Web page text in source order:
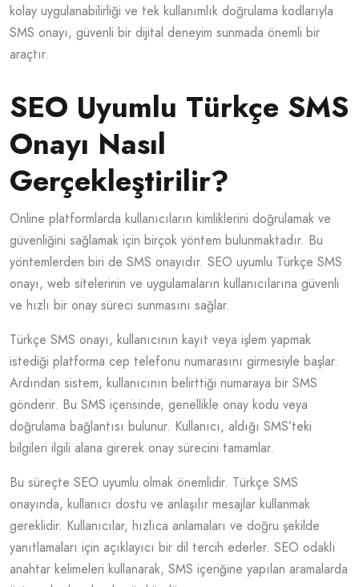
kolay uygulanabilirliği ve tek kullanımlık doğrulama kodlarıyla
SMS onayı, güvenli bir dijital deneyim sunmada önemli bir
araçtır.
SEO Uyumlu Türkçe SMS
Onayı Nasıl
Gerçekleştirilir?
Online platformlarda kullanıcıların kimliklerini doğrulamak ve
güvenliğini sağlamak için birçok yöntem bulunmaktadır. Bu
yöntemlerden biri de SMS onayıdır. SEO uyumlu Türkçe SMS
onayı, web sitelerinin ve uygulamaların kullanıcılarına güvenli
ve hızlı bir onay süreci sunmasını sağlar.
Türkçe SMS onayı, kullanıcının kayıt veya işlem yapmak
istediği platforma cep telefonu numarasını girmesiyle başlar.
Ardından sistem, kullanıcının belirttiği numaraya bir SMS
gönderir. Bu SMS içerisinde, genellikle onay kodu veya
doğrulama bağlantısı bulunur. Kullanıcı, aldığı SMS’teki
bilgileri ilgili alana girerek onay sürecini tamamlar.
Bu süreçte SEO uyumlu olmak önemlidir. Türkçe SMS
onayında, kullanıcı dostu ve anlaşılır mesajlar kullanmak
gereklidir. Kullanıcılar, hızlıca anlamaları ve doğru şekilde
yanıtlamaları için açıklayıcı bir dil tercih ederler. SEO odaklı
anahtar kelimeleri kullanarak, SMS içeriğine yapılan aramalarda